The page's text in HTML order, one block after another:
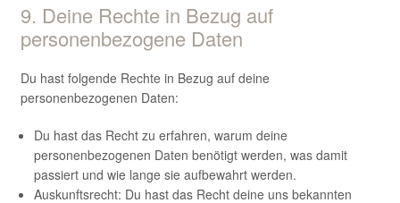
9. Deine Rechte in Bezug auf
personenbezogene Daten
Du hast folgende Rechte in Bezug auf deine
personenbezogenen Daten:
Du hast das Recht zu erfahren, warum deine
personenbezogenen Daten benötigt werden, was damit
passiert und wie lange sie aufbewahrt werden.
Auskunftsrecht: Du hast das Recht deine uns bekannten